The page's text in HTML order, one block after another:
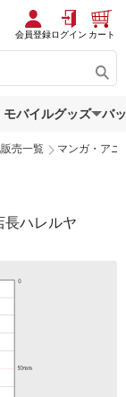
会員登録ログイン カート
モバイルグッズ バ
売一覧 マンガ・アニ
ハレルヤ